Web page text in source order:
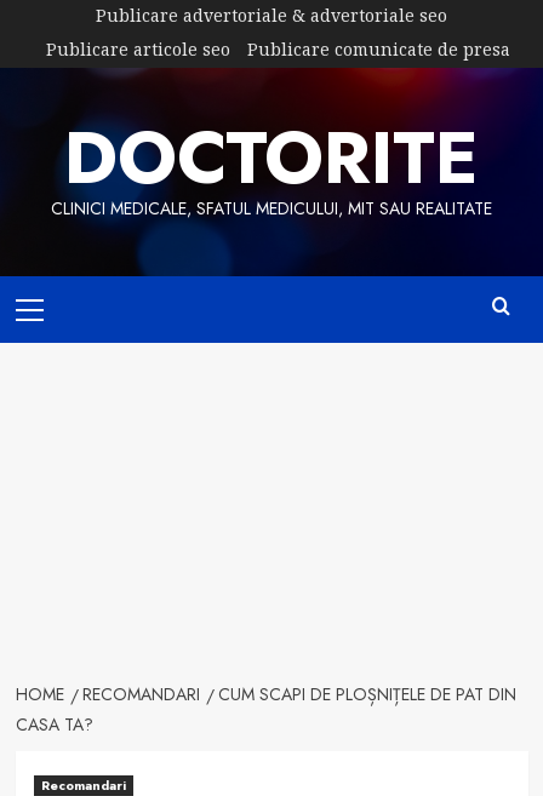
content
Publicare advertoriale & advertoriale seo
Publicare articole seo
Publicare comunicate de presa
DOCTORITE
CLINICI MEDICALE, SFATUL MEDICULUI, MIT SAU REALITATE
Menu
HOME RECOMANDARI
CUM SCAPI DE PLOȘNIȚELE DE PAT DIN
CASA TA?
Recomandari